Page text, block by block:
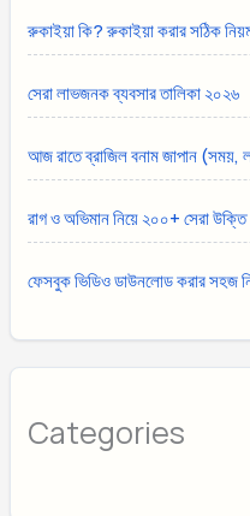
রুকাইয়া কি? রুকাইয়া করার সঠিক
সেরা লাভজনক ব্যবসার তালিকা ২০২৬
আজ রাতে ব্রাজিল বনাম জাপান (সময়,
রাগ ও অভিমান নিয়ে ২০০+ সেরা উক্তি
ফেসবুক ভিডিও ডাউনলোড করার সহজ
Categories